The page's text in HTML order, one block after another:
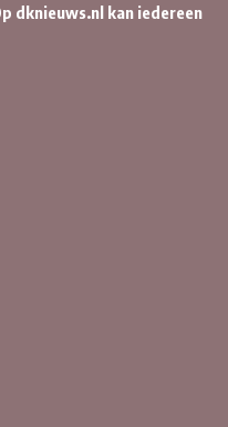
dknieuws.nl kan iedereen